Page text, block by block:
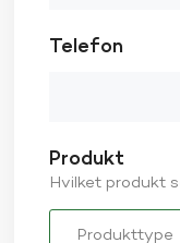
Telefon
Produkt
Hvilket produkt